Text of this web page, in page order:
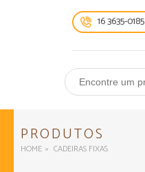
16 3635-0185
PRODUTOS
HOME CADEIRAS FIXAS